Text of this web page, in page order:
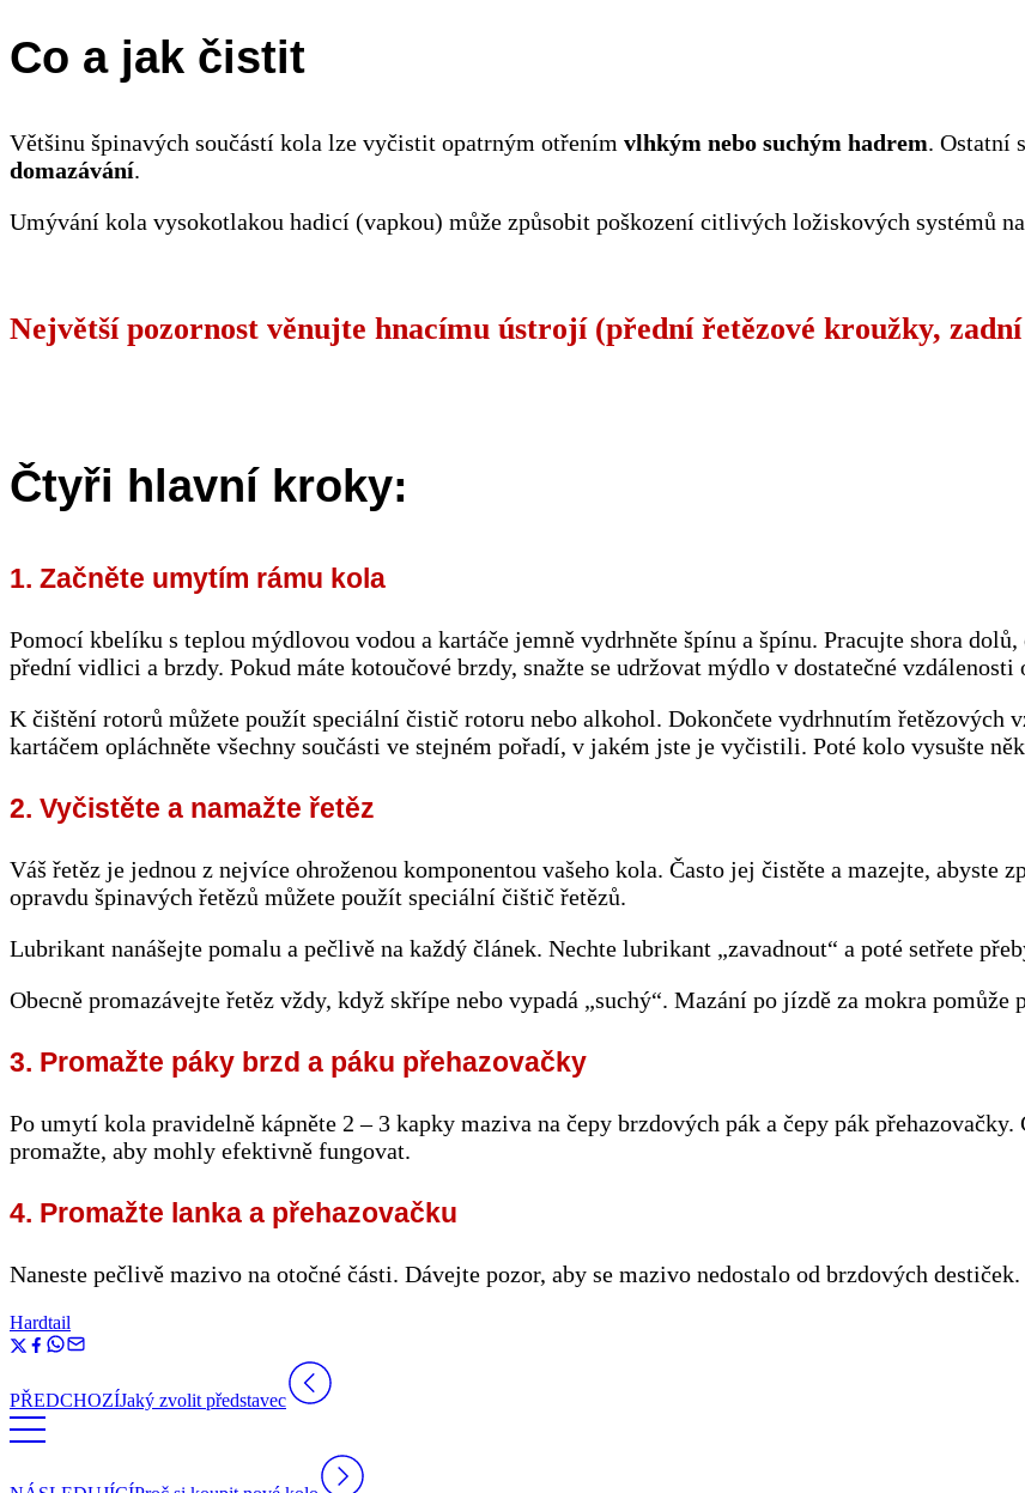
Co a jak čistit
Většinu špinavých součástí kola lze vyčistit opatrným otřením vlhkým nebo suchým hadrem. Ostatní
domazávání.
Umývání kola vysokotlakou hadicí (vapkou) může způsobit poškození citlivých ložiskových systémů
Největší pozornost věnujte hnacímu ústrojí (přední řetězové kroužky,
Čtyři hlavní kroky:
1. Začněte umytím rámu kola
Pomocí kbelíku s teplou mýdlovou vodou a kartáče jemně vydrhněte špínu a špínu. Pracujte shora
přední vidlici a brzdy. Pokud máte kotoučové brzdy, snažte se udržovat mýdlo v dostatečné
K čištění rotorů můžete použít speciální čistič rotoru nebo alkohol. Dokončete vydrhnutím řetězových
kartáčem opláchněte všechny součásti ve stejném pořadí, v jakém jste je vyčistili. Poté kolo vysušte
2. Vyčistěte a namažte řetěz
Váš řetěz je jednou z nejvíce ohroženou komponentou vašeho kola. Často jej čistěte a mazejte, abyste
opravdu špinavých řetězů můžete použít speciální čištič řetězů.
Lubrikant nanášejte pomalu a pečlivě na každý článek. Nechte lubrikant „zavadnout“ a poté setřete
Obecně promazávejte řetěz vždy, když skřípe nebo vypadá „suchý“. Mazání po jízdě za mokra pomůže
3. Promažte páky brzd a páku přehazovačky
Po umytí kola pravidelně kápněte 2 – 3 kapky maziva na čepy brzdových pák a čepy pák
promažte, aby mohly efektivně fungovat.
4. Promažte lanka a přehazovačku
Naneste pečlivě mazivo na otočné části. Dávejte pozor, aby se mazivo nedostalo od brzdových destiček.
Hardtail
PŘEDCHOZÍJaký zvolit představec